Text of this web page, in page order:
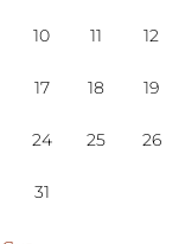
10 11 12
17 18 19
24 25 26
31